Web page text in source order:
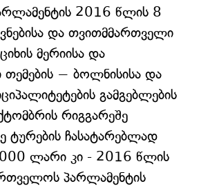
2016 წლის 8
და თვითმმართველი
მერიისა და
− ბოლნისისა და
გამგებლების
რიგგარეშე
ტურების ჩასატარებლად
ლარი კი - 2016 წლის
პარლამენტის